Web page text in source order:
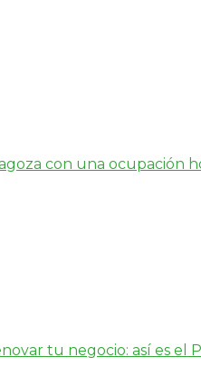
con una ocupación
tu negocio: así es